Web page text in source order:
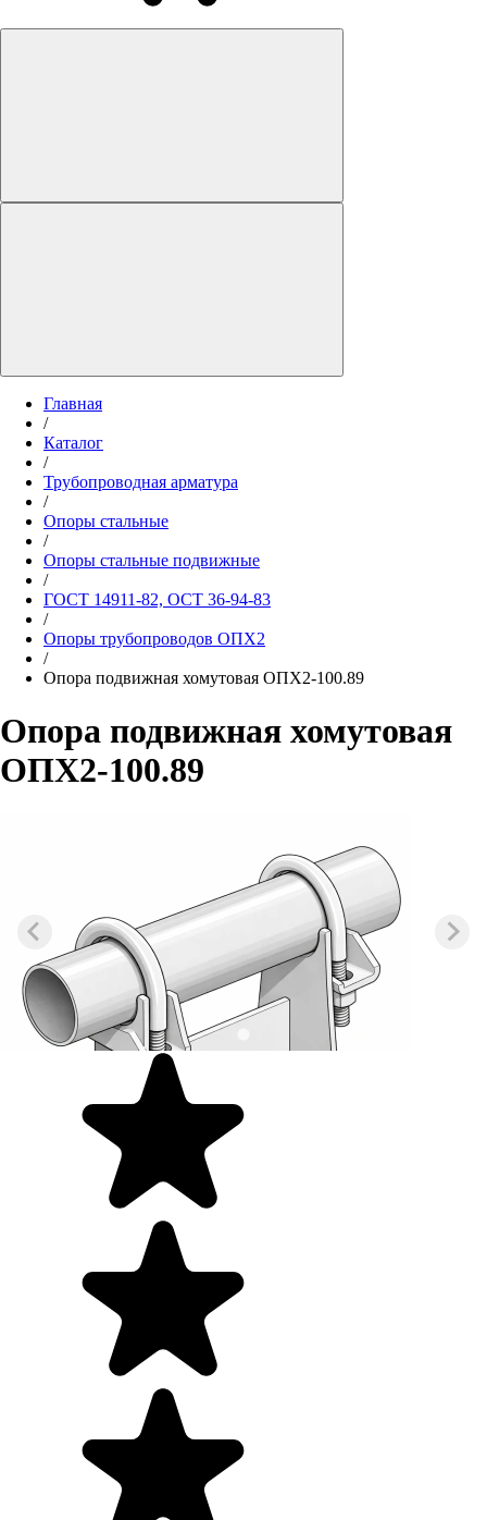
Главная
/
Каталог
/
Трубопроводная арматура
/
Опоры стальные
/
Опоры стальные подвижные
/
ГОСТ 14911-82, ОСТ 36-94-83
/
Опоры трубопроводов ОПХ2
/
Опора подвижная хомутовая ОПХ2-100.89
Опора подвижная хомутовая
ОПХ2-100.89